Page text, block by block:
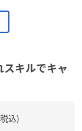
スキルでキャ
込)